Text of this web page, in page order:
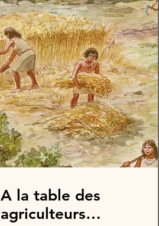
A la table des
agriculteurs